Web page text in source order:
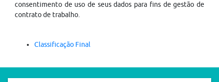
consentimento de uso de seus dados para fins de gestão de
contrato de trabalho.
Classificação Final